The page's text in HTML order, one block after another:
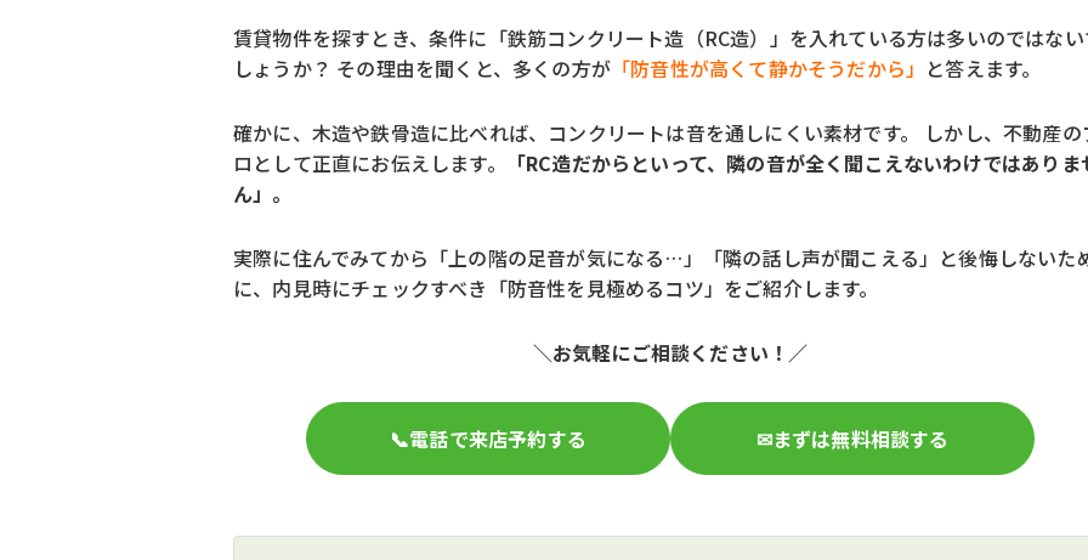
賃貸物件を探すとき、条件に「鉄筋コンクリート造（RC造）」を入れている方は多いのではな
しょうか？ その理由を聞くと、多くの方が 「防音性が高くて静かそうだから」 と答えます。
確かに、木造や鉄骨造に比べれば、コンクリートは音を通しにくい素材です。 しかし、不動産の
ロとして正直にお伝えします。
「RC造だからといって、隣の音が全く聞こえないわけではありま
ん」。
実際に住んでみてから「上の階の足音が気になる…」「隣の話し声が聞こえる」と後悔しないた
に、内見時にチェックすべき「防音性を見極めるコツ」をご紹介します。
＼お気軽にご相談ください！／
📞電話で来店予約する ✉まずは無料相談する